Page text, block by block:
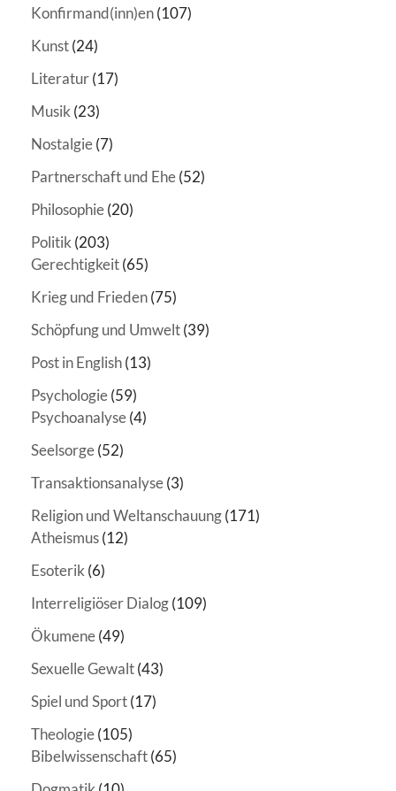
Konfirmand(inn)en(107)
Kunst(24)
Literatur(17)
Musik(23)
Nostalgie(7)
Partnerschaft und Ehe(52)
Philosophie(20)
Politik(203)
Gerechtigkeit(65)
Krieg und Frieden(75)
Schöpfung und Umwelt(39)
Post in English(13)
Psychologie(59)
Psychoanalyse(4)
Seelsorge(52)
Transaktionsanalyse(3)
Religion und Weltanschauung(171)
Atheismus(12)
Esoterik(6)
Interreligiöser Dialog(109)
Ökumene(49)
Sexuelle Gewalt(43)
Spiel und Sport(17)
Theologie(105)
Bibelwissenschaft(65)